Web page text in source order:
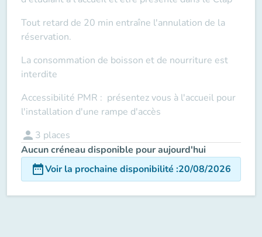
Tout retard de 20 min entraîne l'annulation de la
réservation.
La consommation de boisson et de nourriture est
interdite
Accessibilité PMR : présentez vous à l'accueil pour
l'installation d'une rampe d'accès
person 3 places
Aucun créneau disponible pour aujourd'hui
date_rangeVoir la prochaine disponibilité :20/08/2026